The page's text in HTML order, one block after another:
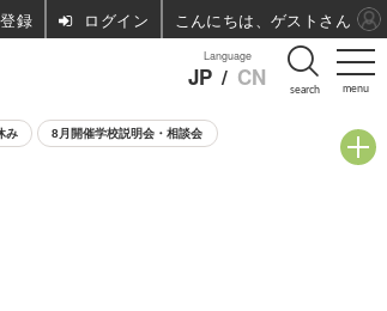
menu
Language
JP / CN search
み 8月開催学校説明会・相談会
ログイン こんにちは、ゲストさん